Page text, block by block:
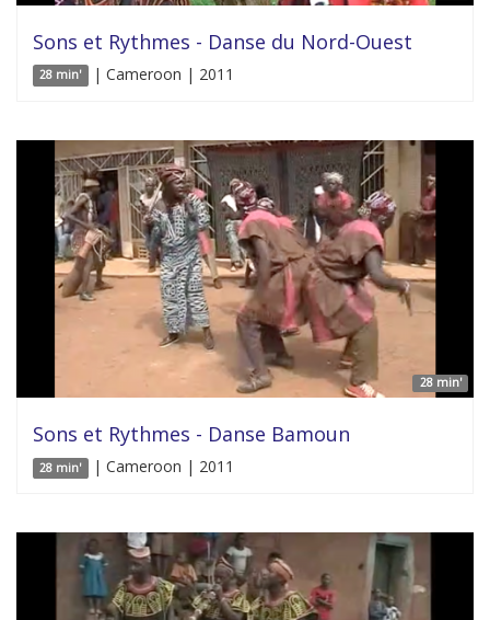
Sons et Rythmes - Danse du Nord-Ouest
28 min' | Cameroon | 2011
28 min'
Sons et Rythmes - Danse Bamoun
28 min' | Cameroon | 2011